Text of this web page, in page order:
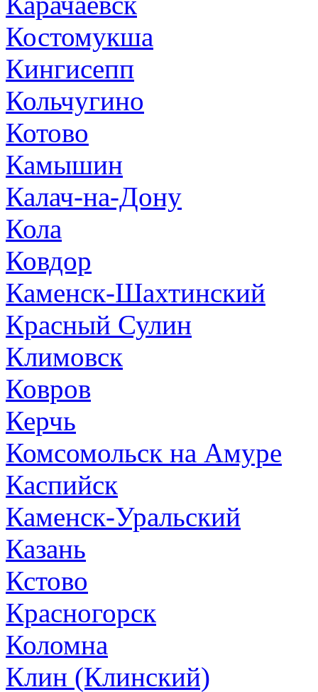
Костомукша
Кингисепп
Кольчугино
Котово
Камышин
Калач-на-Дону
Кола
Ковдор
Каменск-Шахтинский
Красный Сулин
Климовск
Ковров
Керчь
Комсомольск на Амуре
Каспийск
Каменск-Уральский
Казань
Кстово
Красногорск
Коломна
Клин (Клинский)